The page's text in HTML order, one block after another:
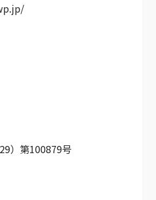
）第100879号